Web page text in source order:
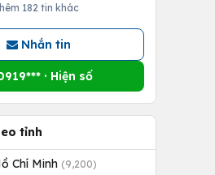
182 tin khác
Nhắn tin
· Hiện số
tỉnh
Chí Minh (9,200)